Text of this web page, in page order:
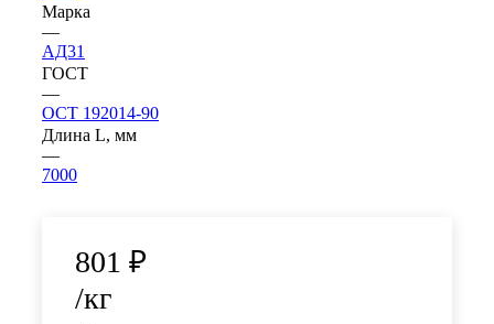
Марка
—
АД31
ГОСТ
—
ОСТ 192014-90
Длина L, мм
—
7000
801 ₽
/кг